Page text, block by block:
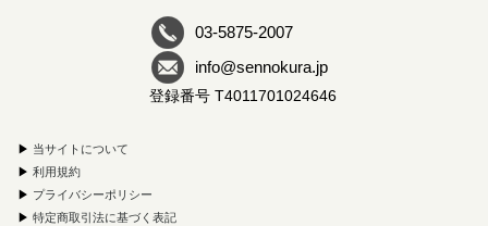
03-5875-2007
info@sennokura.jp
登録番号 T4011701024646
▶ 当サイトについて
▶ 利用規約
▶ プライバシーポリシー
▶ 特定商取引法に基づく表記